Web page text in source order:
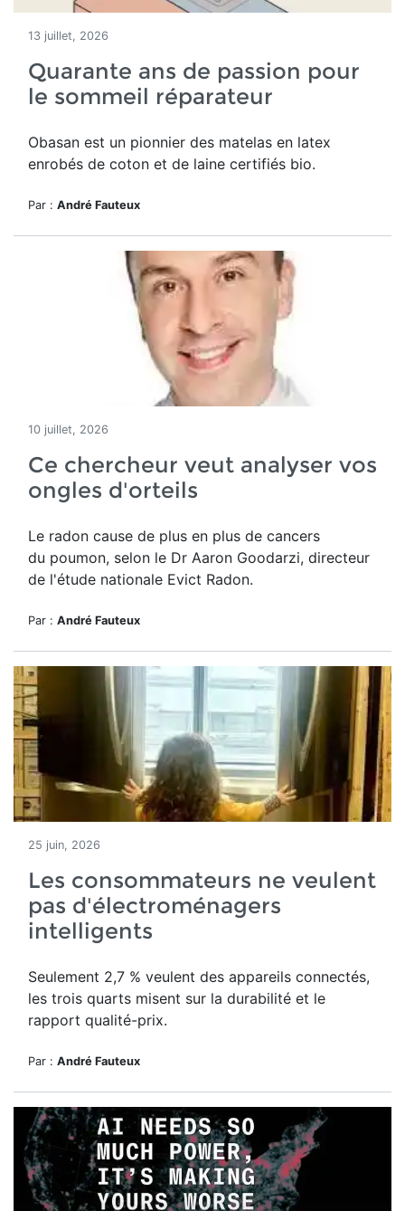
13 juillet, 2026
Quarante ans de passion pour
le sommeil réparateur
Obasan est un pionnier des matelas en latex
enrobés de coton et de laine certifiés bio.
Par : André Fauteux
10 juillet, 2026
Ce chercheur veut analyser vos
ongles d'orteils
Le radon cause de plus en plus de cancers
du poumon, selon le Dr Aaron Goodarzi, directeur
de l'étude nationale Evict Radon.
Par : André Fauteux
25 juin, 2026
Les consommateurs ne veulent
pas d'électroménagers
intelligents
Seulement 2,7 % veulent des appareils connectés,
les trois quarts misent sur la durabilité et le
rapport qualité-prix.
Par : André Fauteux